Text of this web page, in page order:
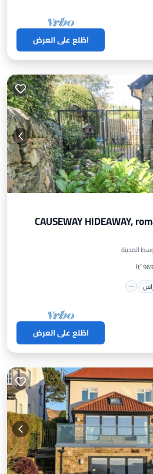
اطّلع على العرض
CAUSEWAY HIDEAWAY,
969 ft²
اطّلع على العرض